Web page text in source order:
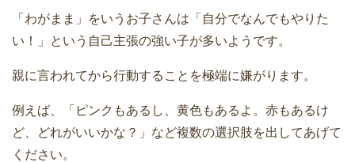
「わがまま」をいうお子さんは「自分でなんでもやりた
い！」という自己主張の強い子が多いようです。
親に言われてから行動することを極端に嫌がります。
例えば、「ピンクもあるし、黄色もあるよ。赤もあるけ
ど、どれがいいかな？」など複数の選択肢を出してあげて
ください。